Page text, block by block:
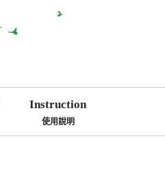
Instruction
使用說明